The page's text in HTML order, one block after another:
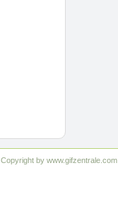
Copyright by www.gifzentrale.com